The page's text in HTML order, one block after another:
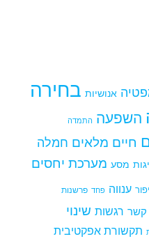
אנושיות בחירה
השפעה התמדה
חיים מלאים חמלה
מסע מערכת יחסים
ענווה פחד פרשנות
קשר רגשות שינוי
תקשורת אפקטיבית